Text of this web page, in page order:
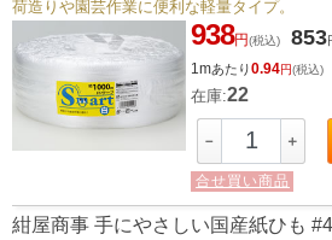
荷造りや園芸作業に便利な軽量タイプ。
938円(税込) 853
1mあたり0.94円(税込)
在庫:22
－ ＋
合せ買い商品
紺屋商事 手にやさしい国産紙ひも